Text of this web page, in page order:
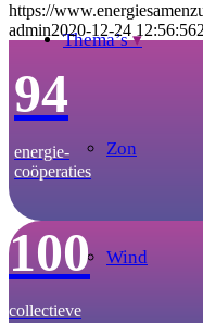
Thema’s
Zon
Wind
https://
admin2020-12-24 12:56:56
94
energie­-
coöperaties
100
collectieve